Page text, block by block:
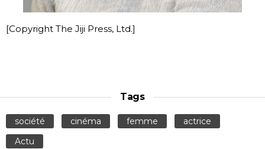
[Copyright The Jiji Press, Ltd.]
Tags
société cinéma femme
actrice
Actu